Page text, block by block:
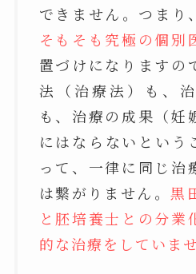
できません。つまり、
そもそも究極の個別
置づけになりますの
法（治療法）も、
も、治療の成果（妊
にはならないという
って、一律に同じ治
は繋がりません。黒
と胚培養士との分業
的な治療をしていま